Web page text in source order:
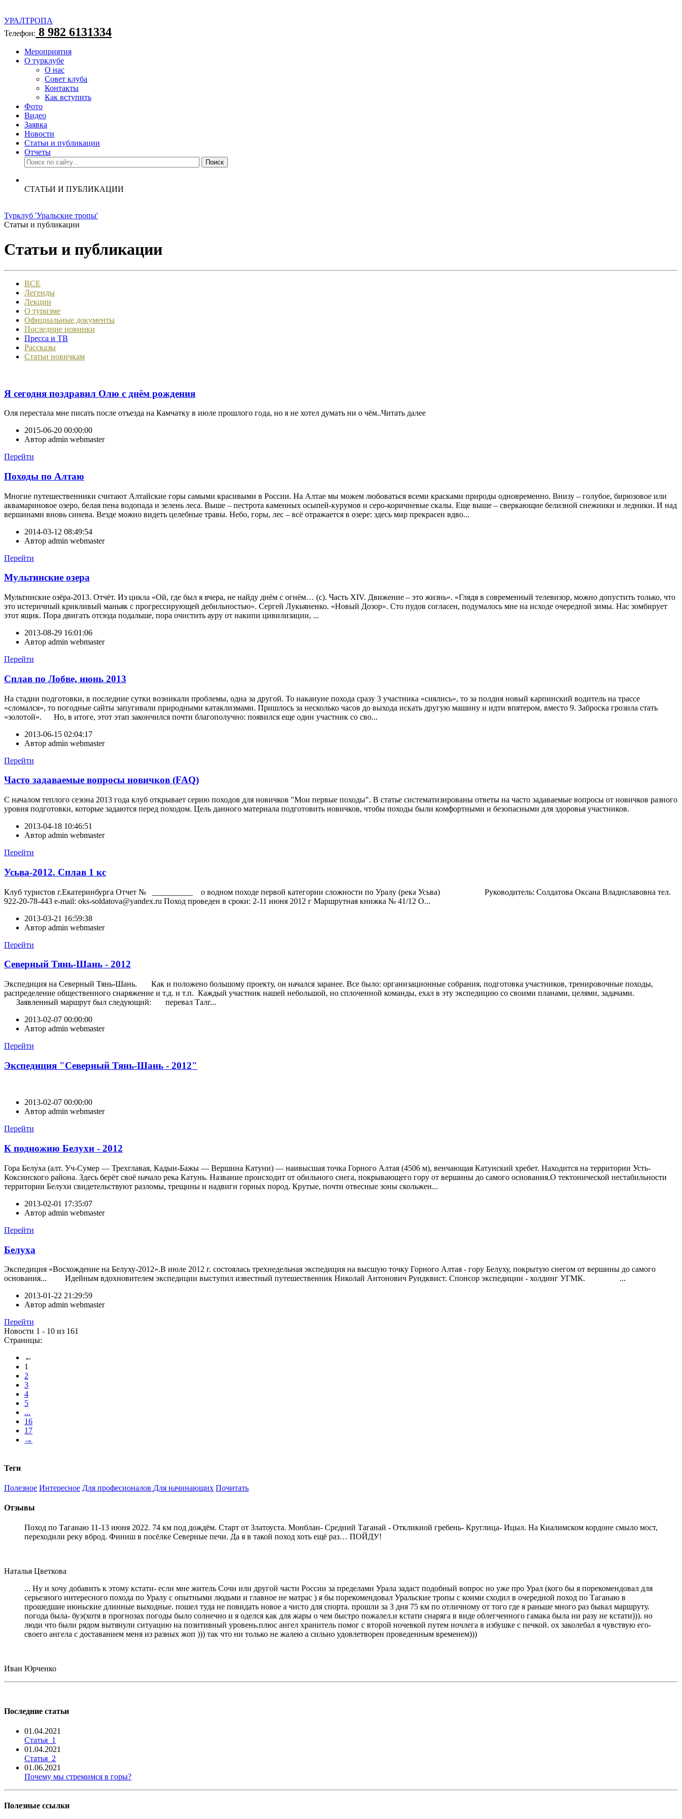
УРАЛТРОПА
Телефон: 8 982 6131334
Мероприятия
О турклубе
О нас
Совет клуба
Контакты
Как вступить
Фото
Видео
Заявка
Новости
Статьи и публикации
Отчеты
СТАТЬИ И ПУБЛИКАЦИИ
Турклуб 'Уральские тропы'
Статьи и публикации
Статьи и публикации
ВСЕ
Легенды
Лекции
О туризме
Официальные документы
Последние новинки
Пресса и ТВ
Рассказы
Статьи новичкам
Я сегодня поздравил Олю с днём рождения
Оля перестала мне писать после отъезда на Камчатку в июле прошлого года, но я не хотел думать ни о чём..Читать далее
2015-06-20 00:00:00
Автор admin webmaster
Перейти
Походы по Алтаю
Многие путешественники считают Алтайские горы самыми красивыми в России. На Алтае мы можем любоваться всеми красками природы одновременно. Внизу – голубое, бирюзовое или
аквамариновое озеро, белая пена водопада и зелень леса. Выше – пестрота каменных осыпей-курумов и серо-коричневые скалы. Еще выше – сверкающие белизной снежники и ледники. И над
вершинами вновь синева. Везде можно видеть целебные травы. Небо, горы, лес – всё отражается в озере: здесь мир прекрасен вдво...
2014-03-12 08:49:54
Автор admin webmaster
Перейти
Мультинские озера
Мультинские озёра-2013. Отчёт. Из цикла «Ой, где был я вчера, не найду днём с огнём… (с). Часть XIV. Движение – это жизнь». «Глядя в современный телевизор, можно допустить только, что
это истеричный крикливый маньяк с прогрессирующей дебильностью». Сергей Лукьяненко. «Новый Дозор». Сто пудов согласен, подумалось мне на исходе очередной зимы. Нас зомбирует
этот ящик. Пора двигать отсюда подальше, пора очистить ауру от накипи цивилизации, ...
2013-08-29 16:01:06
Автор admin webmaster
Перейти
Сплав по Лобве, июнь 2013
На стадии подготовки, в последние сутки возникали проблемы, одна за другой. То накануне похода сразу 3 участника «снялись», то за полдня новый карпинский водитель на трассе
«сломался», то погодные сайты запугивали природными катаклизмами. Пришлось за несколько часов до выхода искать другую машину и идти впятером, вместо 9. Заброска грозила стать
«золотой». Но, в итоге, этот этап закончился почти благополучно: появился еще один участник со сво...
2013-06-15 02:04:17
Автор admin webmaster
Перейти
Часто задаваемые вопросы новичков (FAQ)
С началом теплого сезона 2013 года клуб открывает серию походов для новичков "Мои первые походы". В статье систематизированы ответы на часто задаваемые вопросы от новичков разного
уровня подготовки, которые задаются перед походом. Цель данного материала подготовить новичков, чтобы походы были комфортными и безопасными для здоровья участников.
2013-04-18 10:46:51
Автор admin webmaster
Перейти
Усьва-2012. Сплав 1 кс
Клуб туристов г.Екатеринбурга Отчет № __________ о водном походе первой категории сложности по Уралу (река Усьва) Руководитель: Солдатова Оксана Владиславовна тел.
922-20-78-443 e-mail: oks-soldatova@yandex.ru Поход проведен в сроки: 2-11 июня 2012 г Маршрутная книжка № 41/12 О...
2013-03-21 16:59:38
Автор admin webmaster
Перейти
Северный Тянь-Шань - 2012
Экспедиция на Северный Тянь-Шань. Как и положено большому проекту, он начался заранее. Все было: организационные собрания, подготовка участников, тренировочные походы,
распределение общественного снаряжение и т.д. и т.п. Каждый участник нашей небольшой, но сплоченной команды, ехал в эту экспедицию со своими планами, целями, задачами.
Заявленный маршрут был следующий: перевал Талг...
2013-02-07 00:00:00
Автор admin webmaster
Перейти
Экспедиция "Северный Тянь-Шань - 2012"
2013-02-07 00:00:00
Автор admin webmaster
Перейти
К подножию Белухи - 2012
Гора Белу́ха (алт. Уч-Сумер — Трехглавая, Кадын-Бажы — Вершина Катуни) — наивысшая точка Горного Алтая (4506 м), венчающая Катунский хребет. Находится на территории Усть-
Коксинского района. Здесь берёт своё начало река Катунь. Название происходит от обильного снега, покрывающего гору от вершины до самого основания.О тектонической нестабильности
территории Белухи свидетельствуют разломы, трещины и надвиги горных пород. Крутые, почти отвесные зоны скольжен...
2013-02-01 17:35:07
Автор admin webmaster
Перейти
Белуха
Экспедиция «Восхождение на Белуху-2012».В июле 2012 г. состоялась трехнедельная экспедиция на высшую точку Горного Алтая - гору Белуху, покрытую снегом от вершины до самого
основания... Идейным вдохновителем экспедиции выступил известный путешественник Николай Антонович Рундквист. Спонсор экспедиции - холдинг УГМК. ...
2013-01-22 21:29:59
Автор admin webmaster
Перейти
Новости 1 - 10 из 161
Страницы:
←
1
2
3
4
5
...
16
17
→
Теги
Полезное Интересное Для професионалов Для начинающих Почитать
Отзывы
Поход по Таганаю 11-13 июня 2022. 74 км под дождём. Старт от Златоуста. Монблан- Средний Таганай - Откликной гребень- Круглица- Ицыл. На Киалимском кордоне смыло мост,
переходили реку вброд. Финиш в посёлке Северные печи. Да я в такой поход хоть ещё раз… ПОЙДУ!
Наталья Цветкова
... Ну и хочу добавить к этому кстати- если мне житель Сочи или другой части России за пределами Урала задаст подобный вопрос но уже про Урал (кого бы я порекомендовал для
серьезного интересного похода по Уралу с опытными людьми и главное не матрас ) я бы порекомендовал Уральские тропы с коими сходил в очередной поход по Таганаю в
прошедшие июньские длинные выходные. пошел туда не повидать новое а чисто для спорта. прошли за 3 дня 75 км по отличному от того где я раньше много раз бывал маршруту.
погода была- буэ(хотя в прогнозах погоды было солнечно и я оделся как для жары о чем быстро пожалел.и кстати снаряга в виде облегченного гамака была ни разу не кстати))). но
люди что были рядом вытянули ситуацию на позитивный уровень.плюс ангел хранитель помог с второй ночевкой путем ночлега в избушке с печкой. ох заколебал я чувствую его-
своего ангела с доставанием меня из разных жоп ))) так что ни только не жалею а сильно удовлетворен проведенным временем)))
Иван Юрченко
Последние статьи
01.04.2021
Статья_1
01.04.2021
Статья_2
01.06.2021
Почему мы стремимся в горы?
Полезные ссылки